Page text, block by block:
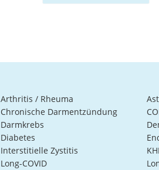
Arthritis / Rheuma
Chronische Darmentzündung
Darmkrebs
Diabetes
Interstitielle Zystitis
Long-COVID